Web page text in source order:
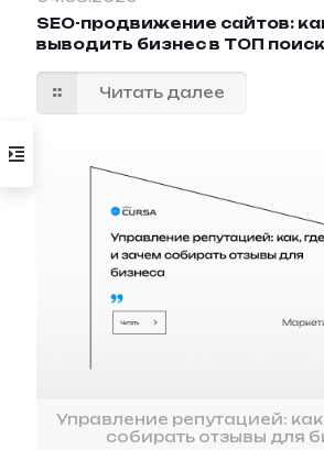
SEO-продвижение сайтов:
выводить бизнес в ТОП
Читать далее
Управление репутацией:
собирать отзывы для